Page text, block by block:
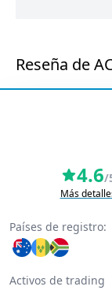
Reseña de
4.6/
Más
Países de registro:
Activos de trading